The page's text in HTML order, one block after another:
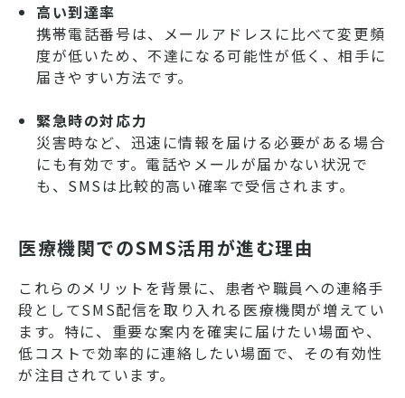
高い到達率
携帯電話番号は、メールアドレスに比べて変更頻
度が低いため、不達になる可能性が低く、相手に
届きやすい方法です。
緊急時の対応力
災害時など、迅速に情報を届ける必要がある場合
にも有効です。電話やメールが届かない状況で
も、SMSは比較的高い確率で受信されます。
医療機関でのSMS活用が進む理由
これらのメリットを背景に、患者や職員への連絡手
段としてSMS配信を取り入れる医療機関が増えてい
ます。特に、重要な案内を確実に届けたい場面や、
低コストで効率的に連絡したい場面で、その有効性
が注目されています。